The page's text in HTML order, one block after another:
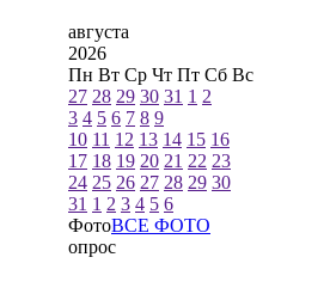
августа
2026
Пн Вт Ср Чт Пт Сб Вс
27 28 29 30 31 1 2
3 4 5 6 7 8 9
10 11 12 13 14 15 16
17 18 19 20 21 22 23
24 25 26 27 28 29 30
31 1 2 3 4 5 6
ФотоВСЕ ФОТО
опрос